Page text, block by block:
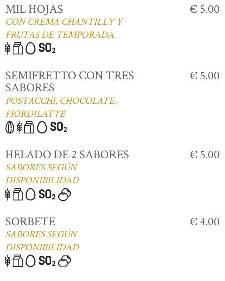
MIL HOJAS
CON CREMA CHANTILLY Y
FRUTAS DE TEMPORADA
€ 5.00
SEMIFRETTO CON TRES
SABORES
POSTACCHI, CHOCOLATE,
FIORDILATTE
€ 5.00
HELADO DE 2 SABORES
SABORES SEGÚN
DISPONIBILIDAD
€ 5.00
SORBETE
SABORES SEGÚN
DISPONIBILIDAD
€ 4.00